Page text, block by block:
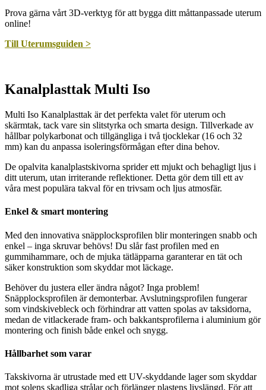
Prova gärna vårt 3D-verktyg för att bygga ditt måttanpassade uterum
online!
Till Uterumsguiden >
Kanalplasttak Multi Iso
Multi Iso Kanalplasttak är det perfekta valet för uterum och
skärmtak, tack vare sin slitstyrka och smarta design. Tillverkade av
hållbar polykarbonat och tillgängliga i två tjocklekar (16 och 32
mm) kan du anpassa isoleringsförmågan efter dina behov.
De opalvita kanalplastskivorna sprider ett mjukt och behagligt ljus i
ditt uterum, utan irriterande reflektioner. Detta gör dem till ett av
våra mest populära takval för en trivsam och ljus atmosfär.
Enkel & smart montering
Med den innovativa snäpplocksprofilen blir monteringen snabb och
enkel – inga skruvar behövs! Du slår fast profilen med en
gummihammare, och de mjuka tätläpparna garanterar en tät och
säker konstruktion som skyddar mot läckage.
Behöver du justera eller ändra något? Inga problem!
Snäpplocksprofilen är demonterbar. Avslutningsprofilen fungerar
som vindskivebleck och förhindrar att vatten spolas av taksidorna,
medan de vitlackerade fram- och bakkantsprofilerna i aluminium gör
montering och finish både enkel och snygg.
Hållbarhet som varar
Takskivorna är utrustade med ett UV-skyddande lager som skyddar
mot solens skadliga strålar och förlänger plastens livslängd. För att